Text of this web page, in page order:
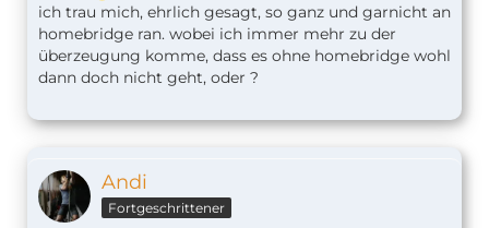
ich trau mich, ehrlich gesagt, so ganz und garnicht an
homebridge ran. wobei ich immer mehr zu der
überzeugung komme, dass es ohne homebridge wohl
dann doch nicht geht, oder ?
Andi
Fortgeschrittener